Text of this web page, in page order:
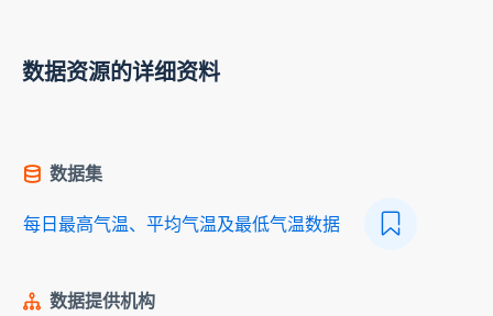
数据资源的详细资料
数据集
每日最高气温、平均气温及最低气温数据
数据提供机构